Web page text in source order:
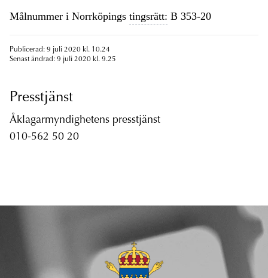
Målnummer i Norrköpings tingsrätt: B 353-20
Publicerad: 9 juli 2020 kl. 10.24
Senast ändrad: 9 juli 2020 kl. 9.25
Presstjänst
Åklagarmyndighetens presstjänst
010-562 50 20